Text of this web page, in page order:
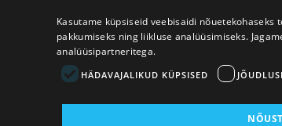
Kasutame küpsiseid veebisaidi
pakkumiseks ning liikluse analüüsimiseks.
analüüsipartneritega.
HÄDAVAJALIKUD KÜPSISED